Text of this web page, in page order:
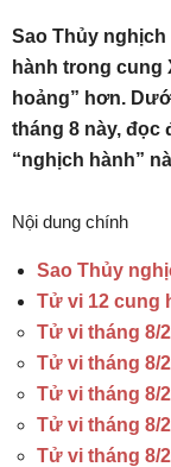
Sao Thủy
hành trong cung
hoảng” hơn.
tháng 8 này, đọc
“nghịch hành”
Nội dung chính
Sao Thủy
Tử vi 12 cung
Tử vi tháng 8/
Tử vi tháng 8/
Tử vi tháng 8/
Tử vi tháng 8/
Tử vi tháng 8/